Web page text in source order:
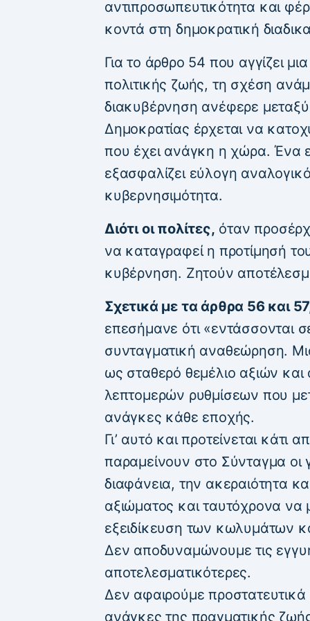
αντιπροσωπευτικότητα και
κοντά στη δημοκρατική
Για το άρθρο 54 που αγγίζει
πολιτικής ζωής, τη σχέση
διακυβέρνηση ανέφερε
Δημοκρατίας έρχεται να
που έχει ανάγκη η χώρα. Ένα
εξασφαλίζει εύλογη
κυβερνησιμότητα.
Διότι οι πολίτες, όταν
να καταγραφεί η προτίμησή
κυβέρνηση. Ζητούν
Σχετικά με τα άρθρα 56 και
επεσήμανε ότι «εντάσσονται
συνταγματική αναθεώρηση.
ως σταθερό θεμέλιο αξιών
λεπτομερών ρυθμίσεων που
ανάγκες κάθε εποχής.
Γι’ αυτό και προτείνεται
παραμείνουν στο Σύνταγμα οι
διαφάνεια, την ακεραιότητα
αξιώματος και ταυτόχρονα να
εξειδίκευση των κωλυμάτων
Δεν αποδυναμώνουμε τις
αποτελεσματικότερες.
Δεν αφαιρούμε
ανάγκες της πραγματικής